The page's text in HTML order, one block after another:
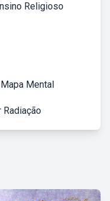
Religioso
Mental
Radiação